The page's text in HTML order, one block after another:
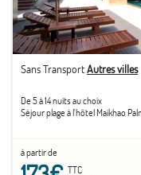
Sans TransportAutres villes
De 5 à 14 nuits au choix
Séjour plage à l'hôtel Maikhao
à partir de
TTC